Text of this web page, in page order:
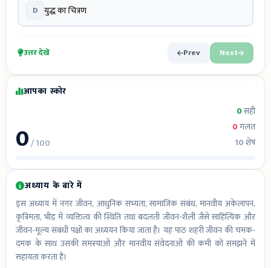
D युद्ध का चित्रण
उत्तर देखें Prev Next
आपका स्कोर
0/ 100
0सही
0गलत
10शेष
अध्याय के बारे में
इस अध्याय में नगर जीवन, आधुनिक सभ्यता, सामाजिक संबंध, मानवीय अकेलापन,
कृत्रिमता, भीड़ में व्यक्तित्व की स्थिति तथा बदलती जीवन-शैली जैसे साहित्यिक और
जीवन-मूल्य संबंधी पक्षों का अध्ययन किया जाता है। यह पाठ शहरी जीवन की चमक-
दमक के साथ उसकी समस्याओं और मानवीय संवेदनाओं की कमी को समझने में
सहायता करता है।